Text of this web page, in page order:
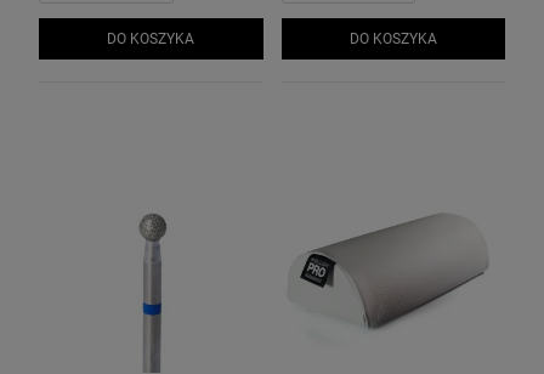
DO KOSZYKA DO KOSZYKA